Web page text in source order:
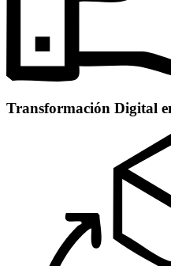
Transformación Digital